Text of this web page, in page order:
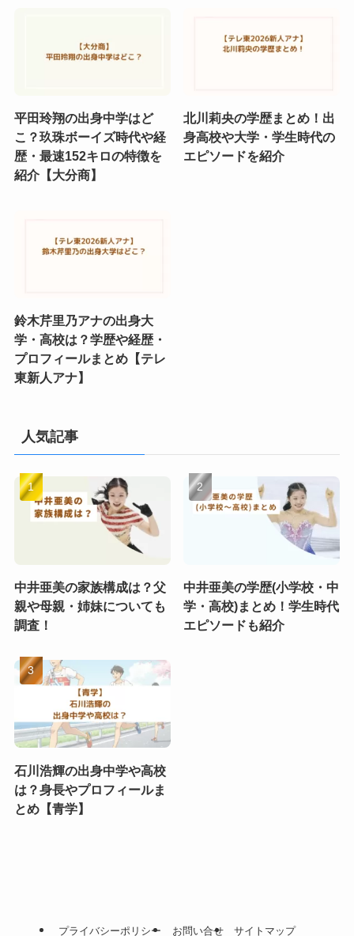
平田玲翔の出身中学はど
こ？玖珠ボーイズ時代や経
歴・最速152キロの特徴を
紹介【大分商】
北川莉央の学歴まとめ！出
身高校や大学・学生時代の
エピソードを紹介
鈴木芹里乃アナの出身大
学・高校は？学歴や経歴・
プロフィールまとめ【テレ
東新人アナ】
人気記事
中井亜美の家族構成は？父
親や母親・姉妹についても
調査！
中井亜美の学歴(小学校・中
学・高校)まとめ！学生時代
エピソードも紹介
石川浩輝の出身中学や高校
は？身長やプロフィールま
とめ【青学】
プライバシーポリシー お問い合せ サイトマップ